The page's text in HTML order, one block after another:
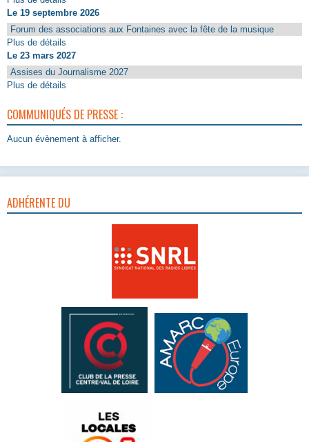
Le 19 septembre 2026
Forum des associations aux Fontaines avec la fête de la musique
Plus de détails
Le 23 mars 2027
Assises du Journalisme 2027
Plus de détails
COMMUNIQUÉS DE PRESSE :
Aucun évènement à afficher.
ADHÉRENTE DU